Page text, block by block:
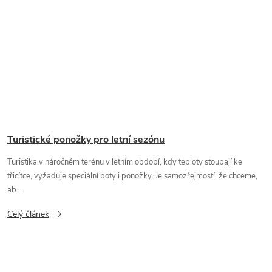
Turistické ponožky pro letní sezónu
Turistika v náročném terénu v letním období, kdy teploty stoupají ke
třicítce, vyžaduje speciální boty i ponožky. Je samozřejmostí, že chceme,
ab...
Celý článek